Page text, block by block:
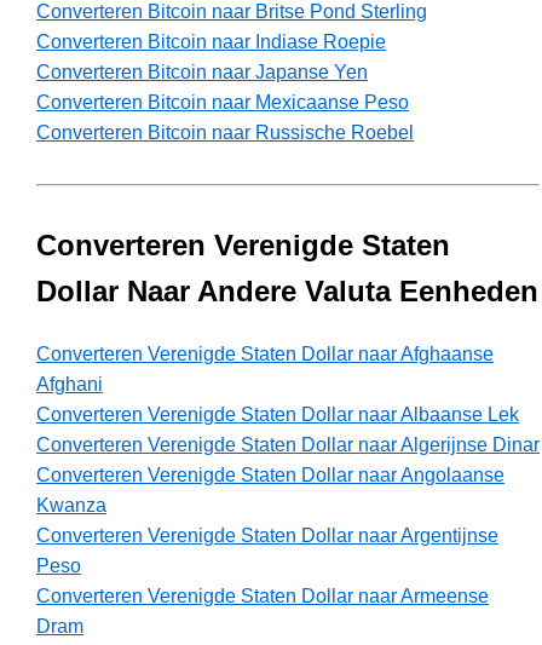
Converteren Bitcoin naar Britse Pond Sterling
Converteren Bitcoin naar Indiase Roepie
Converteren Bitcoin naar Japanse Yen
Converteren Bitcoin naar Mexicaanse Peso
Converteren Bitcoin naar Russische Roebel
Converteren Verenigde Staten
Dollar Naar Andere Valuta Eenheden
Converteren Verenigde Staten Dollar naar Afghaanse
Afghani
Converteren Verenigde Staten Dollar naar Albaanse Lek
Converteren Verenigde Staten Dollar naar Algerijnse Dinar
Converteren Verenigde Staten Dollar naar Angolaanse
Kwanza
Converteren Verenigde Staten Dollar naar Argentijnse
Peso
Converteren Verenigde Staten Dollar naar Armeense
Dram